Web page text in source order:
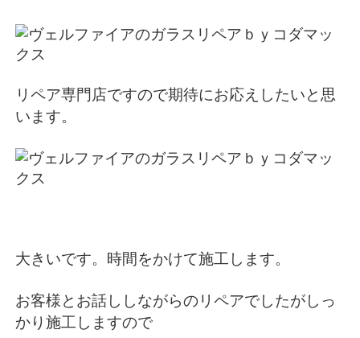
リペア専門店ですので期待にお応えしたいと思
います。
大きいです。時間をかけて施工します。
お客様とお話ししながらのリペアでしたがしっ
かり施工しますので